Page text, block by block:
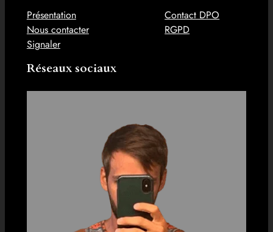
Présentation
Nous contacter
Signaler
Contact DPO
RGPD
Réseaux sociaux